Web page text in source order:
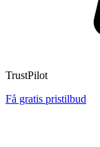
TrustPilot
Få gratis pristilbud